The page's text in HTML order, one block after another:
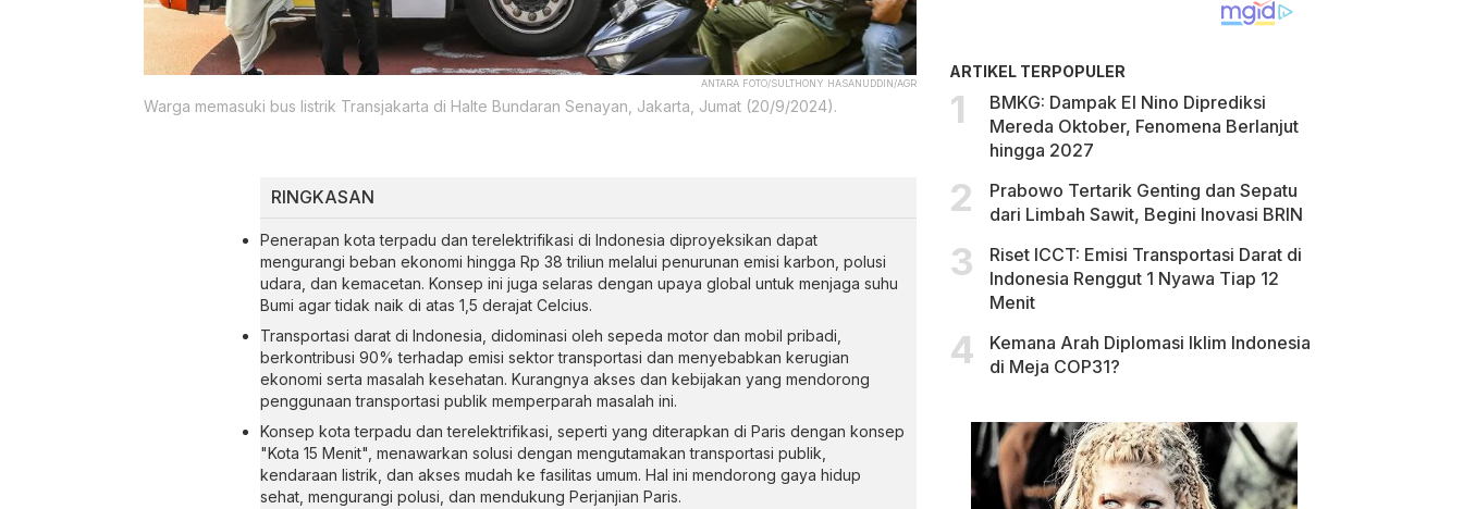
ANTARA FOTO/SULTHONY HASANUDDIN/AGR
Warga memasuki bus listrik Transjakarta di Halte Bundaran Senayan, Jakarta, Jumat (20/9/2024).
RINGKASAN
Penerapan kota terpadu dan terelektrifikasi di Indonesia diproyeksikan dapat
mengurangi beban ekonomi hingga Rp 38 triliun melalui penurunan emisi karbon, polusi
udara, dan kemacetan. Konsep ini juga selaras dengan upaya global untuk menjaga suhu
Bumi agar tidak naik di atas 1,5 derajat Celcius.
Transportasi darat di Indonesia, didominasi oleh sepeda motor dan mobil pribadi,
berkontribusi 90% terhadap emisi sektor transportasi dan menyebabkan kerugian
ekonomi serta masalah kesehatan. Kurangnya akses dan kebijakan yang mendorong
penggunaan transportasi publik memperparah masalah ini.
Konsep kota terpadu dan terelektrifikasi, seperti yang diterapkan di Paris dengan konsep
"Kota 15 Menit", menawarkan solusi dengan mengutamakan transportasi publik,
kendaraan listrik, dan akses mudah ke fasilitas umum. Hal ini mendorong gaya hidup
sehat, mengurangi polusi, dan mendukung Perjanjian Paris.
ARTIKEL TERPOPULER
BMKG: Dampak El Nino Diprediksi
Mereda Oktober, Fenomena Berlanjut
hingga 2027
Prabowo Tertarik Genting dan Sepatu
dari Limbah Sawit, Begini Inovasi BRIN
Riset ICCT: Emisi Transportasi Darat di
Indonesia Renggut 1 Nyawa Tiap 12
Menit
Kemana Arah Diplomasi Iklim Indonesia
di Meja COP31?